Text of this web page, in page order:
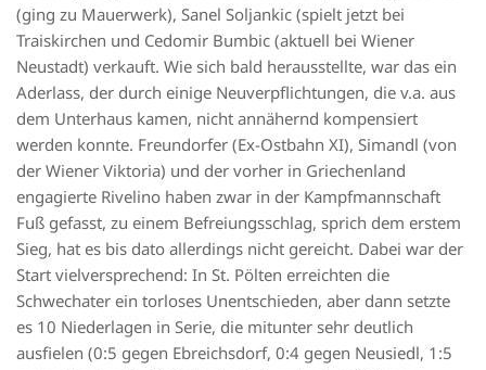
(ging zu Mauerwerk), Sanel Soljankic (spielt jetzt bei
Traiskirchen und Cedomir Bumbic (aktuell bei Wiener
Neustadt) verkauft. Wie sich bald herausstellte, war das ein
Aderlass, der durch einige Neuverpflichtungen, die v.a. aus
dem Unterhaus kamen, nicht annähernd kompensiert
werden konnte. Freundorfer (Ex-Ostbahn XI), Simandl (von
der Wiener Viktoria) und der vorher in Griechenland
engagierte Rivelino haben zwar in der Kampfmannschaft
Fuß gefasst, zu einem Befreiungsschlag, sprich dem erstem
Sieg, hat es bis dato allerdings nicht gereicht. Dabei war der
Start vielversprechend: In St. Pölten erreichten die
Schwechater ein torloses Unentschieden, aber dann setzte
es 10 Niederlagen in Serie, die mitunter sehr deutlich
ausfielen (0:5 gegen Ebreichsdorf, 0:4 gegen Neusiedl, 1:5